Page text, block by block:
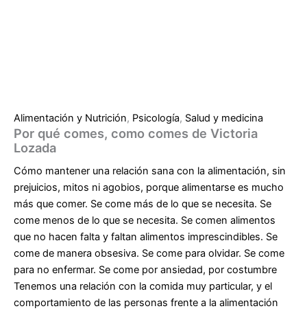
Alimentación y Nutrición, Psicología, Salud y medicina
Por qué comes, como comes de Victoria
Lozada
Cómo mantener una relación sana con la alimentación, sin
prejuicios, mitos ni agobios, porque alimentarse es mucho
más que comer. Se come más de lo que se necesita. Se
come menos de lo que se necesita. Se comen alimentos
que no hacen falta y faltan alimentos imprescindibles. Se
come de manera obsesiva. Se come para olvidar. Se come
para no enfermar. Se come por ansiedad, por costumbre
Tenemos una relación con la comida muy particular, y el
comportamiento de las personas frente a la alimentación